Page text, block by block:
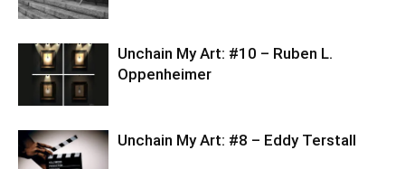
Unchain My Art: #10 – Ruben L.
Oppenheimer
Unchain My Art: #8 – Eddy Terstall